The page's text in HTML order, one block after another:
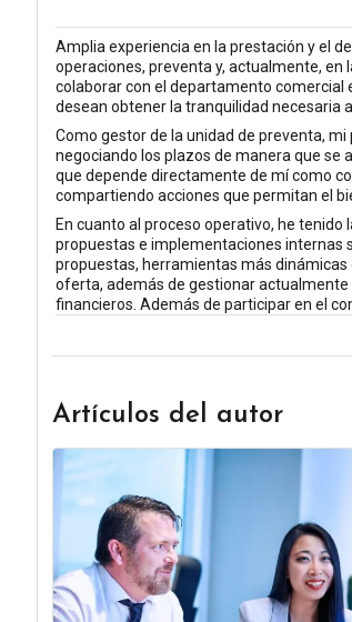
Amplia experiencia en la prestación y el
operaciones, preventa y, actualmente, en
colaborar con el departamento comercial
desean obtener la tranquilidad necesaria
Como gestor de la unidad de preventa,
negociando los plazos de manera que se
que depende directamente de mí como
compartiendo acciones que permitan el
En cuanto al proceso operativo, he
propuestas e implementaciones internas
propuestas, herramientas más dinámicas
oferta, además de gestionar
financieros. Además de participar en el
Artículos del autor